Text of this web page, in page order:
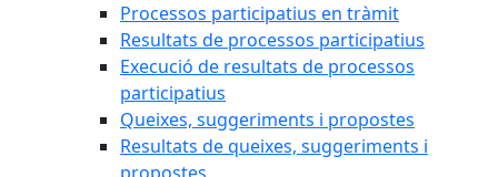
Processos participatius en tràmit
Resultats de processos participatius
Execució de resultats de processos
participatius
Queixes, suggeriments i propostes
Resultats de queixes, suggeriments i